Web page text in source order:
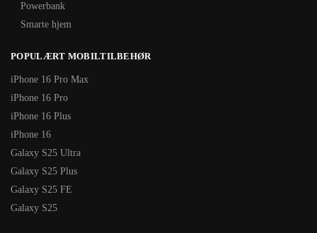
Powerbank
Smarte hjem
POPULÆRT MOBILTILBEHØR
iPhone 16 Pro Max
iPhone 16 Pro
iPhone 16 Plus
iPhone 16
Galaxy S25 Ultra
Galaxy S25 Plus
Galaxy S25 FE
Galaxy S25